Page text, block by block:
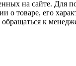
на сайте. Для
о товаре, его
к